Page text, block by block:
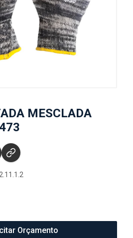
MESCLADA
Orçamento